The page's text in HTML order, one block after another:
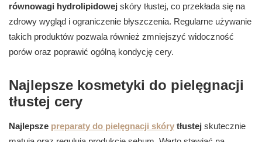
równowagi hydrolipidowej skóry tłustej, co przekłada się na
zdrowy wygląd i ograniczenie błyszczenia. Regularne używanie
takich produktów pozwala również zmniejszyć widoczność
porów oraz poprawić ogólną kondycję cery.
Najlepsze kosmetyki do pielęgnacji
tłustej cery
Najlepsze preparaty do pielęgnacji skóry tłustej skutecznie